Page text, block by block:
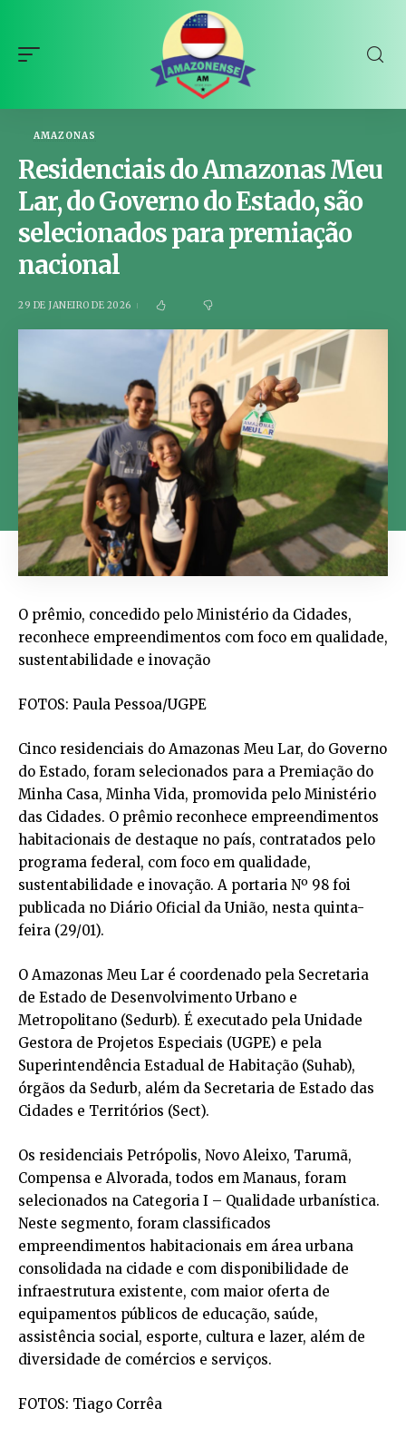
AMAZONAS
Residenciais do Amazonas Meu
Lar, do Governo do Estado, são
selecionados para premiação
nacional
29 DE JANEIRO DE 2026
O prêmio, concedido pelo Ministério da Cidades,
reconhece empreendimentos com foco em qualidade,
sustentabilidade e inovação
FOTOS: Paula Pessoa/UGPE
Cinco residenciais do Amazonas Meu Lar, do Governo
do Estado, foram selecionados para a Premiação do
Minha Casa, Minha Vida, promovida pelo Ministério
das Cidades. O prêmio reconhece empreendimentos
habitacionais de destaque no país, contratados pelo
programa federal, com foco em qualidade,
sustentabilidade e inovação. A portaria Nº 98 foi
publicada no Diário Oficial da União, nesta quinta-
feira (29/01).
O Amazonas Meu Lar é coordenado pela Secretaria
de Estado de Desenvolvimento Urbano e
Metropolitano (Sedurb). É executado pela Unidade
Gestora de Projetos Especiais (UGPE) e pela
Superintendência Estadual de Habitação (Suhab),
órgãos da Sedurb, além da Secretaria de Estado das
Cidades e Territórios (Sect).
Os residenciais Petrópolis, Novo Aleixo, Tarumã,
Compensa e Alvorada, todos em Manaus, foram
selecionados na Categoria I – Qualidade urbanística.
Neste segmento, foram classificados
empreendimentos habitacionais em área urbana
consolidada na cidade e com disponibilidade de
infraestrutura existente, com maior oferta de
equipamentos públicos de educação, saúde,
assistência social, esporte, cultura e lazer, além de
diversidade de comércios e serviços.
FOTOS: Tiago Corrêa